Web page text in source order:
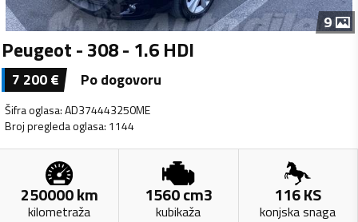
9
Peugeot - 308 - 1.6 HDI
7 200€ Po dogovoru
Šifra oglasa:AD374443250ME
Broj pregleda oglasa: 1144
250000km
kilometraža
1560cm3
kubikaža
116KS
konjska snaga